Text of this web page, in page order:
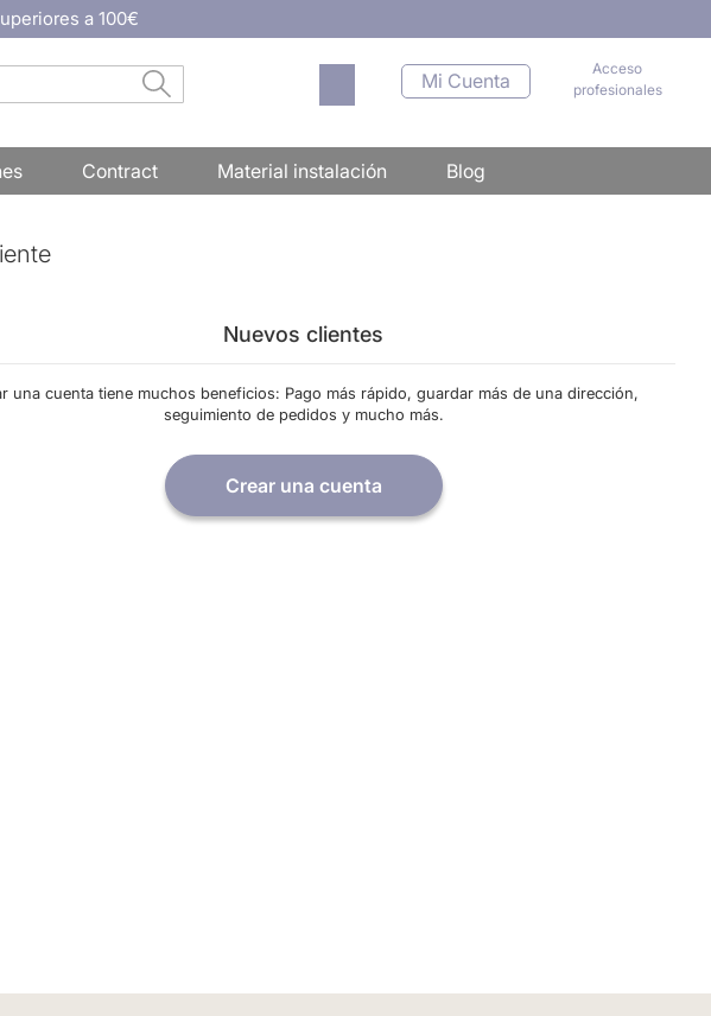
a 100€
Acceso
profesionales
Mi Cuenta
Mi carrito
Contract Material instalación Blog
Nuevos clientes
una cuenta tiene muchos beneficios: Pago más rápido, guardar más de una dirección,
seguimiento de pedidos y mucho más.
Crear una cuenta